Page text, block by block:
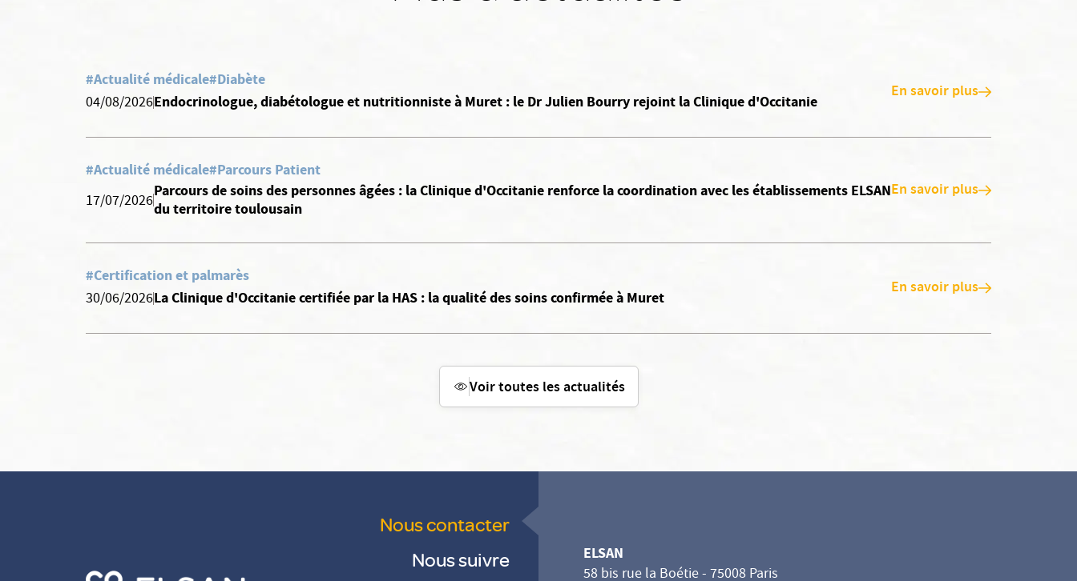
#Actualité médicale#Diabète
04/08/2026Endocrinologue, diabétologue et nutritionniste à Muret : le Dr Julien Bourry rejoint la Clinique d'Occitanie En savoir plus
#Actualité médicale#Parcours Patient
17/07/2026
Parcours de soins des personnes âgées : la Clinique d'Occitanie renforce la coordination avec les établissements ELSAN
du territoire toulousain
En savoir plus
#Certification et palmarès
30/06/2026La Clinique d'Occitanie certifiée par la HAS : la qualité des soins confirmée à Muret En savoir plus
Voir toutes les actualités
Nous contacter
Nous suivre
ELSAN
58 bis rue la Boétie - 75008 Paris